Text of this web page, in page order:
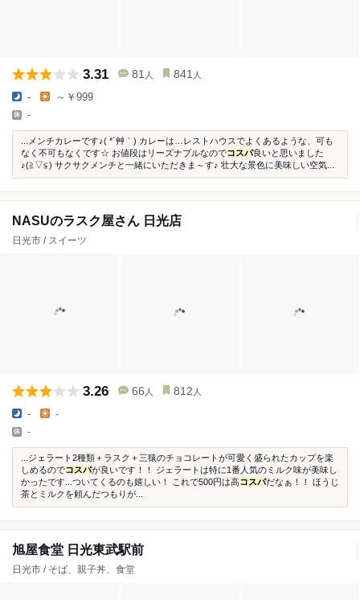
3.31 81 人 841 人
- ～￥999
-
...メンチカレーです♪( *´艸｀) カレーは…レストハウスでよくあるような、可も
なく不可もなくです☆ お値段はリーズナブルなのでコスパ良いと思いました
♪(≧▽≦) サクサクメンチと一緒にいただきま～す♪ 壮大な景色に美味しい空気...
NASUのラスク屋さん 日光店
日光市 / スイーツ
3.26 66 人 812 人
- -
-
...ジェラート2種類＋ラスク＋三猿のチョコレートが可愛く盛られたカップを楽
しめるのでコスパが良いです！！ ジェラートは特に1番人気のミルク味が美味し
かったです...ついてくるのも嬉しい！ これで500円は高コスパだなぁ！！ ほうじ
茶とミルクを頼んだつもりが...
旭屋食堂 日光東武駅前
日光市 / そば、親子丼、食堂